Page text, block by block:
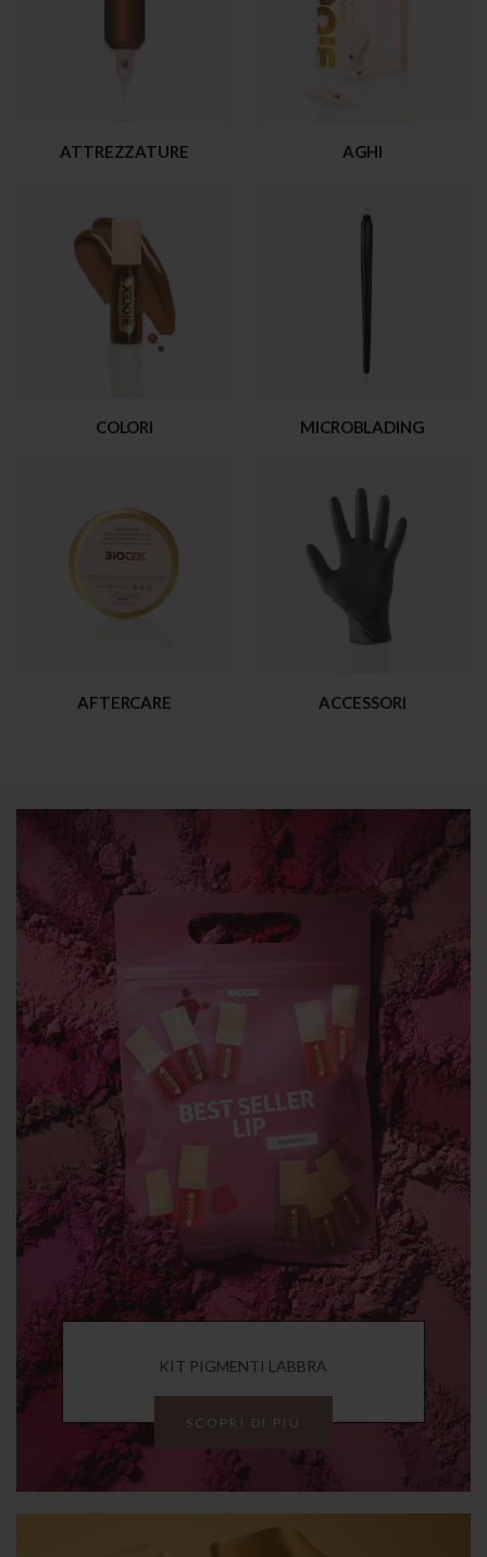
ATTREZZATURE AGHI
COLORI MICROBLADING
AFTERCARE ACCESSORI
KIT PIGMENTI LABBRA
SCOPRI DI PIÙ